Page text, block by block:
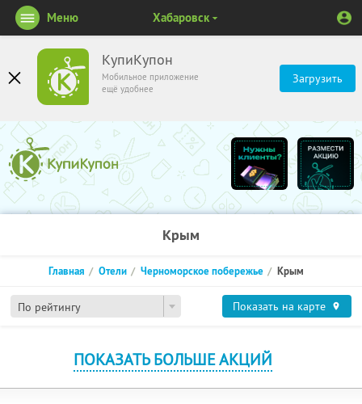
КупиКупон
Мобильное приложение
ещё удобнее
Загрузить
Меню Хабаровск
Крым
По рейтингу
Главная Отели Черноморское побережье Крым
Показать на карте
ПОКАЗАТЬ БОЛЬШЕ АКЦИЙ